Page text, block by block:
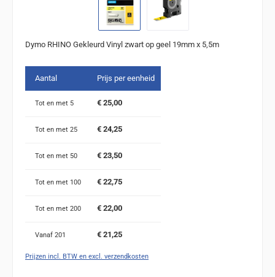
Dymo RHINO Gekleurd Vinyl zwart op geel 19mm x 5,5m
Aantal Prijs per eenheid
Tot en met 5 € 25,00
Tot en met 25 € 24,25
Tot en met 50 € 23,50
Tot en met 100 € 22,75
Tot en met 200 € 22,00
Vanaf 201 € 21,25
Prijzen incl. BTW en excl. verzendkosten